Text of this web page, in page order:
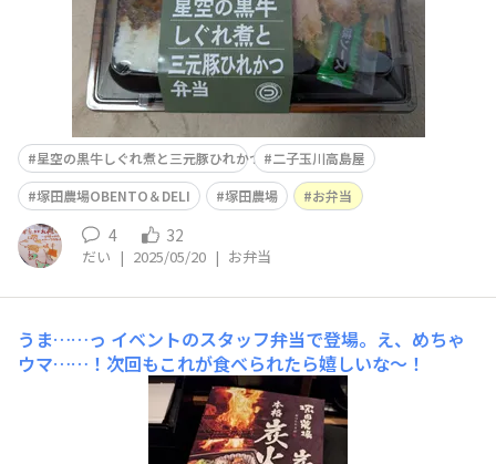
星空の黒牛しぐれ煮と三元豚ひれかつ弁当二子玉川高島屋
塚田農場OBENTO＆DELI
塚田農場 お弁当
4 32
だい | 2025/05/20 | お弁当
うま……っ イベントのスタッフ弁当で登場。え、めちゃ
ウマ……！次回もこれが食べられたら嬉しいな〜！